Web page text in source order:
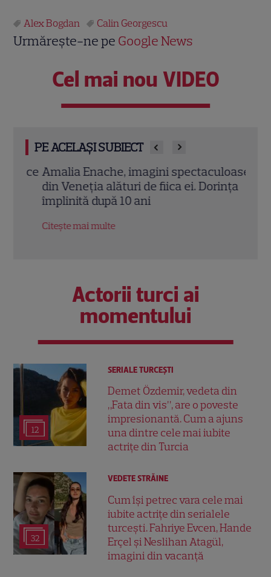
Alex Bogdan Calin Georgescu
Urmărește-ne pe Google News
Cel mai nou VIDEO
PE ACELAȘI SUBIECT
Amalia Enache, imagini spectaculoase
din Veneția alături de fiica ei. Dorința
împlinită după 10 ani
Citește mai multe
Actorii turci ai
momentului
12
SERIALE TURCEŞTI
Demet Özdemir, vedeta din
„Fata din vis”, are o poveste
impresionantă. Cum a ajuns
una dintre cele mai iubite
actrițe din Turcia
32
VEDETE STRĂINE
Cum își petrec vara cele mai
iubite actrițe din serialele
turcești. Fahriye Evcen, Hande
Erçel și Neslihan Atagül,
imagini din vacanță